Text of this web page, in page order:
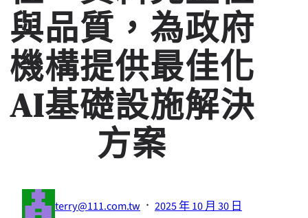
與品質，為政府
機構提供最佳化
AI基礎設施解決
方案
terry@111.com.tw · 2025 年 10 月 30 日